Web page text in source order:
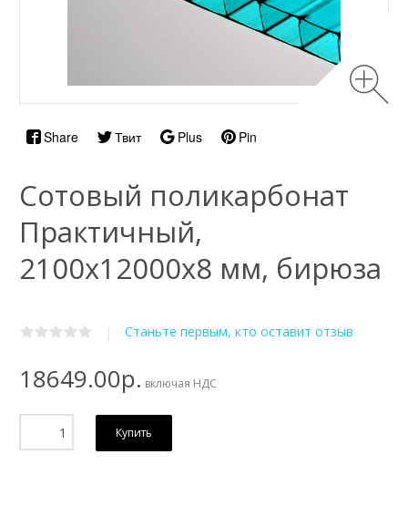
Share Твит Plus Pin
Сотовый поликарбонат
Практичный,
2100х12000x8 мм, бирюза
| Станьте первым, кто оставит отзыв
18649.00р. включая НДС
Купить